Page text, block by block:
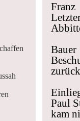
Paul
kam